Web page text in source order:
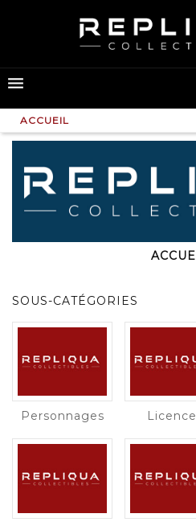
ACCUEIL
SOUS-CATÉGORIES
Personnages